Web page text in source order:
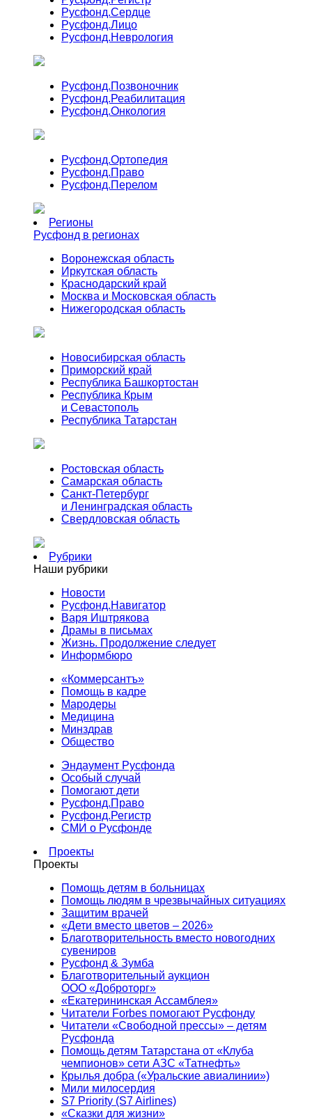
Русфонд.Сердце
Русфонд.Лицо
Русфонд.Неврология
Русфонд.Позвоночник
Русфонд.Реабилитация
Русфонд.Онкология
Русфонд.Ортопедия
Русфонд.Право
Русфонд.Перелом
Регионы
Русфонд в регионах
Воронежская область
Иркутская область
Краснодарский край
Москва и Московская область
Нижегородская область
Новосибирская область
Приморский край
Республика Башкортостан
Республика Крым
и Севастополь
Республика Татарстан
Ростовская область
Самарская область
Санкт-Петербург
и Ленинградская область
Свердловская область
Рубрики
Наши рубрики
Новости
Русфонд.Навигатор
Варя Иштрякова
Драмы в письмах
Жизнь. Продолжение следует
Информбюро
«Коммерсантъ»
Помощь в кадре
Мародеры
Медицина
Минздрав
Общество
Эндаумент Русфонда
Особый случай
Помогают дети
Русфонд.Право
Русфонд.Регистр
СМИ о Русфонде
Проекты
Проекты
Помощь детям в больницах
Помощь людям в чрезвычайных ситуациях
Защитим врачей
«Дети вместо цветов – 2026»
Благотворительность вместо новогодних
сувениров
Русфонд & Зумба
Благотворительный аукцион
ООО «Доброторг»
«Екатерининская Ассамблея»
Читатели Forbes помогают Русфонду
Читатели «Свободной прессы» – детям
Русфонда
Помощь детям Татарстана от «Клуба
чемпионов» сети АЗС «Татнефть»
Крылья добра («Уральские авиалинии»)
Мили милосердия
S7 Priority (S7 Airlines)
«Сказки для жизни»